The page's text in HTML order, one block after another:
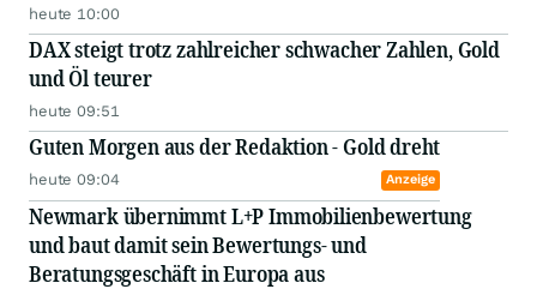
heute 10:00
DAX steigt trotz zahlreicher schwacher Zahlen, Gold
und Öl teurer
heute 09:51
Guten Morgen aus der Redaktion - Gold dreht
heute 09:04 Anzeige
Newmark übernimmt L+P Immobilienbewertung
und baut damit sein Bewertungs- und
Beratungsgeschäft in Europa aus